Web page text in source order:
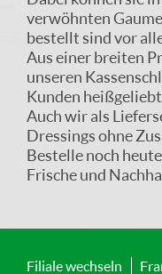
verwöhnten
bestellt sind vor
Aus einer breiten
unseren
Kunden
Auch wir als
Dressings ohne
Bestelle noch
Frische und
Filiale wechseln